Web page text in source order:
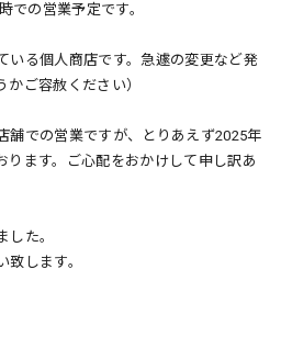
での営業予定です。
いる個人商店です。急遽の変更など発
ご容赦ください）
舗での営業ですが、とりあえず2025年
ります。ご心配をおかけして申し訳あ
した。
致します。